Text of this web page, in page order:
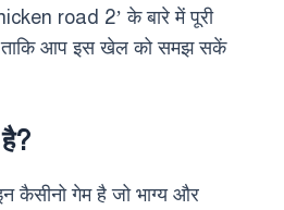
road 2’ के बारे में पूरी
ताकि आप इस खेल को समझ सकें
कैसीनो गेम है जो भाग्य और